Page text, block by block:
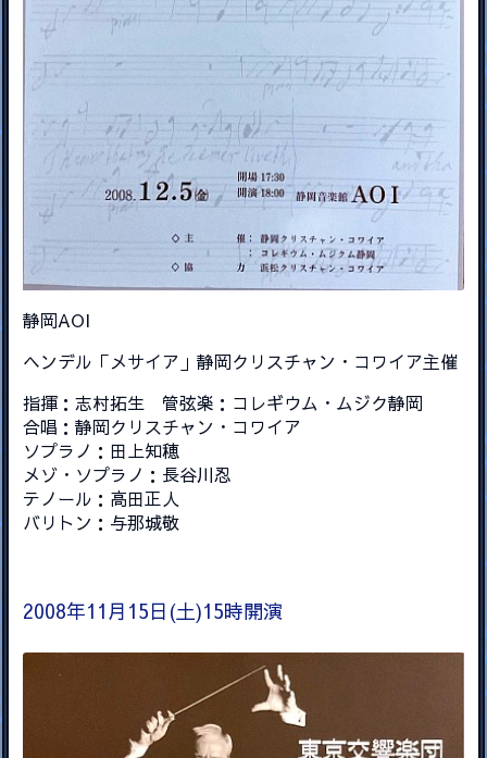
静岡AOI
ヘンデル「メサイア」静岡クリスチャン・コワイア主催
指揮：志村拓生 管弦楽：コレギウム・ムジク静岡
合唱：静岡クリスチャン・コワイア
ソプラノ：田上知穂
メゾ・ソプラノ：長谷川忍
テノール：高田正人
バリトン：与那城敬
2008年11月15日(土)15時開演